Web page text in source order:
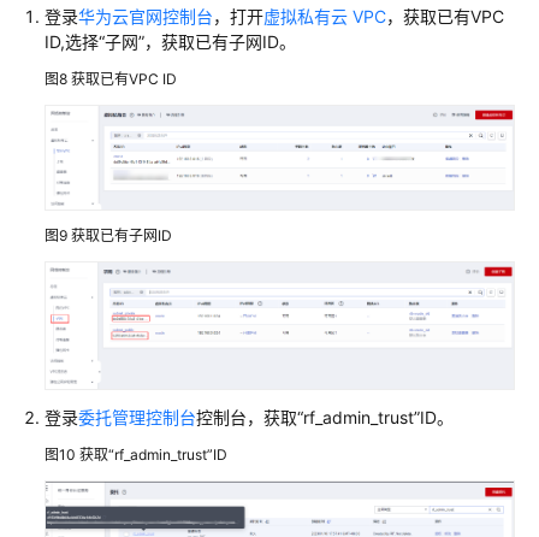
应
用
器
化
上
云
服
务
器
迁
移
上
云
基
于
登录华为云官网控制台，打开虚拟私有云 VPC，获取已有VPC
ID,选择“子网”，获取已有子网ID。
图8 获取已有VPC ID
图9 获取已有子网ID
登录委托管理控制台控制台，获取“rf_admin_trust”ID。
图10 获取“rf_admin_trust”ID